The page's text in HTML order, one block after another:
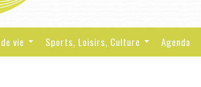
vie Sports, Loisirs, Culture Agenda